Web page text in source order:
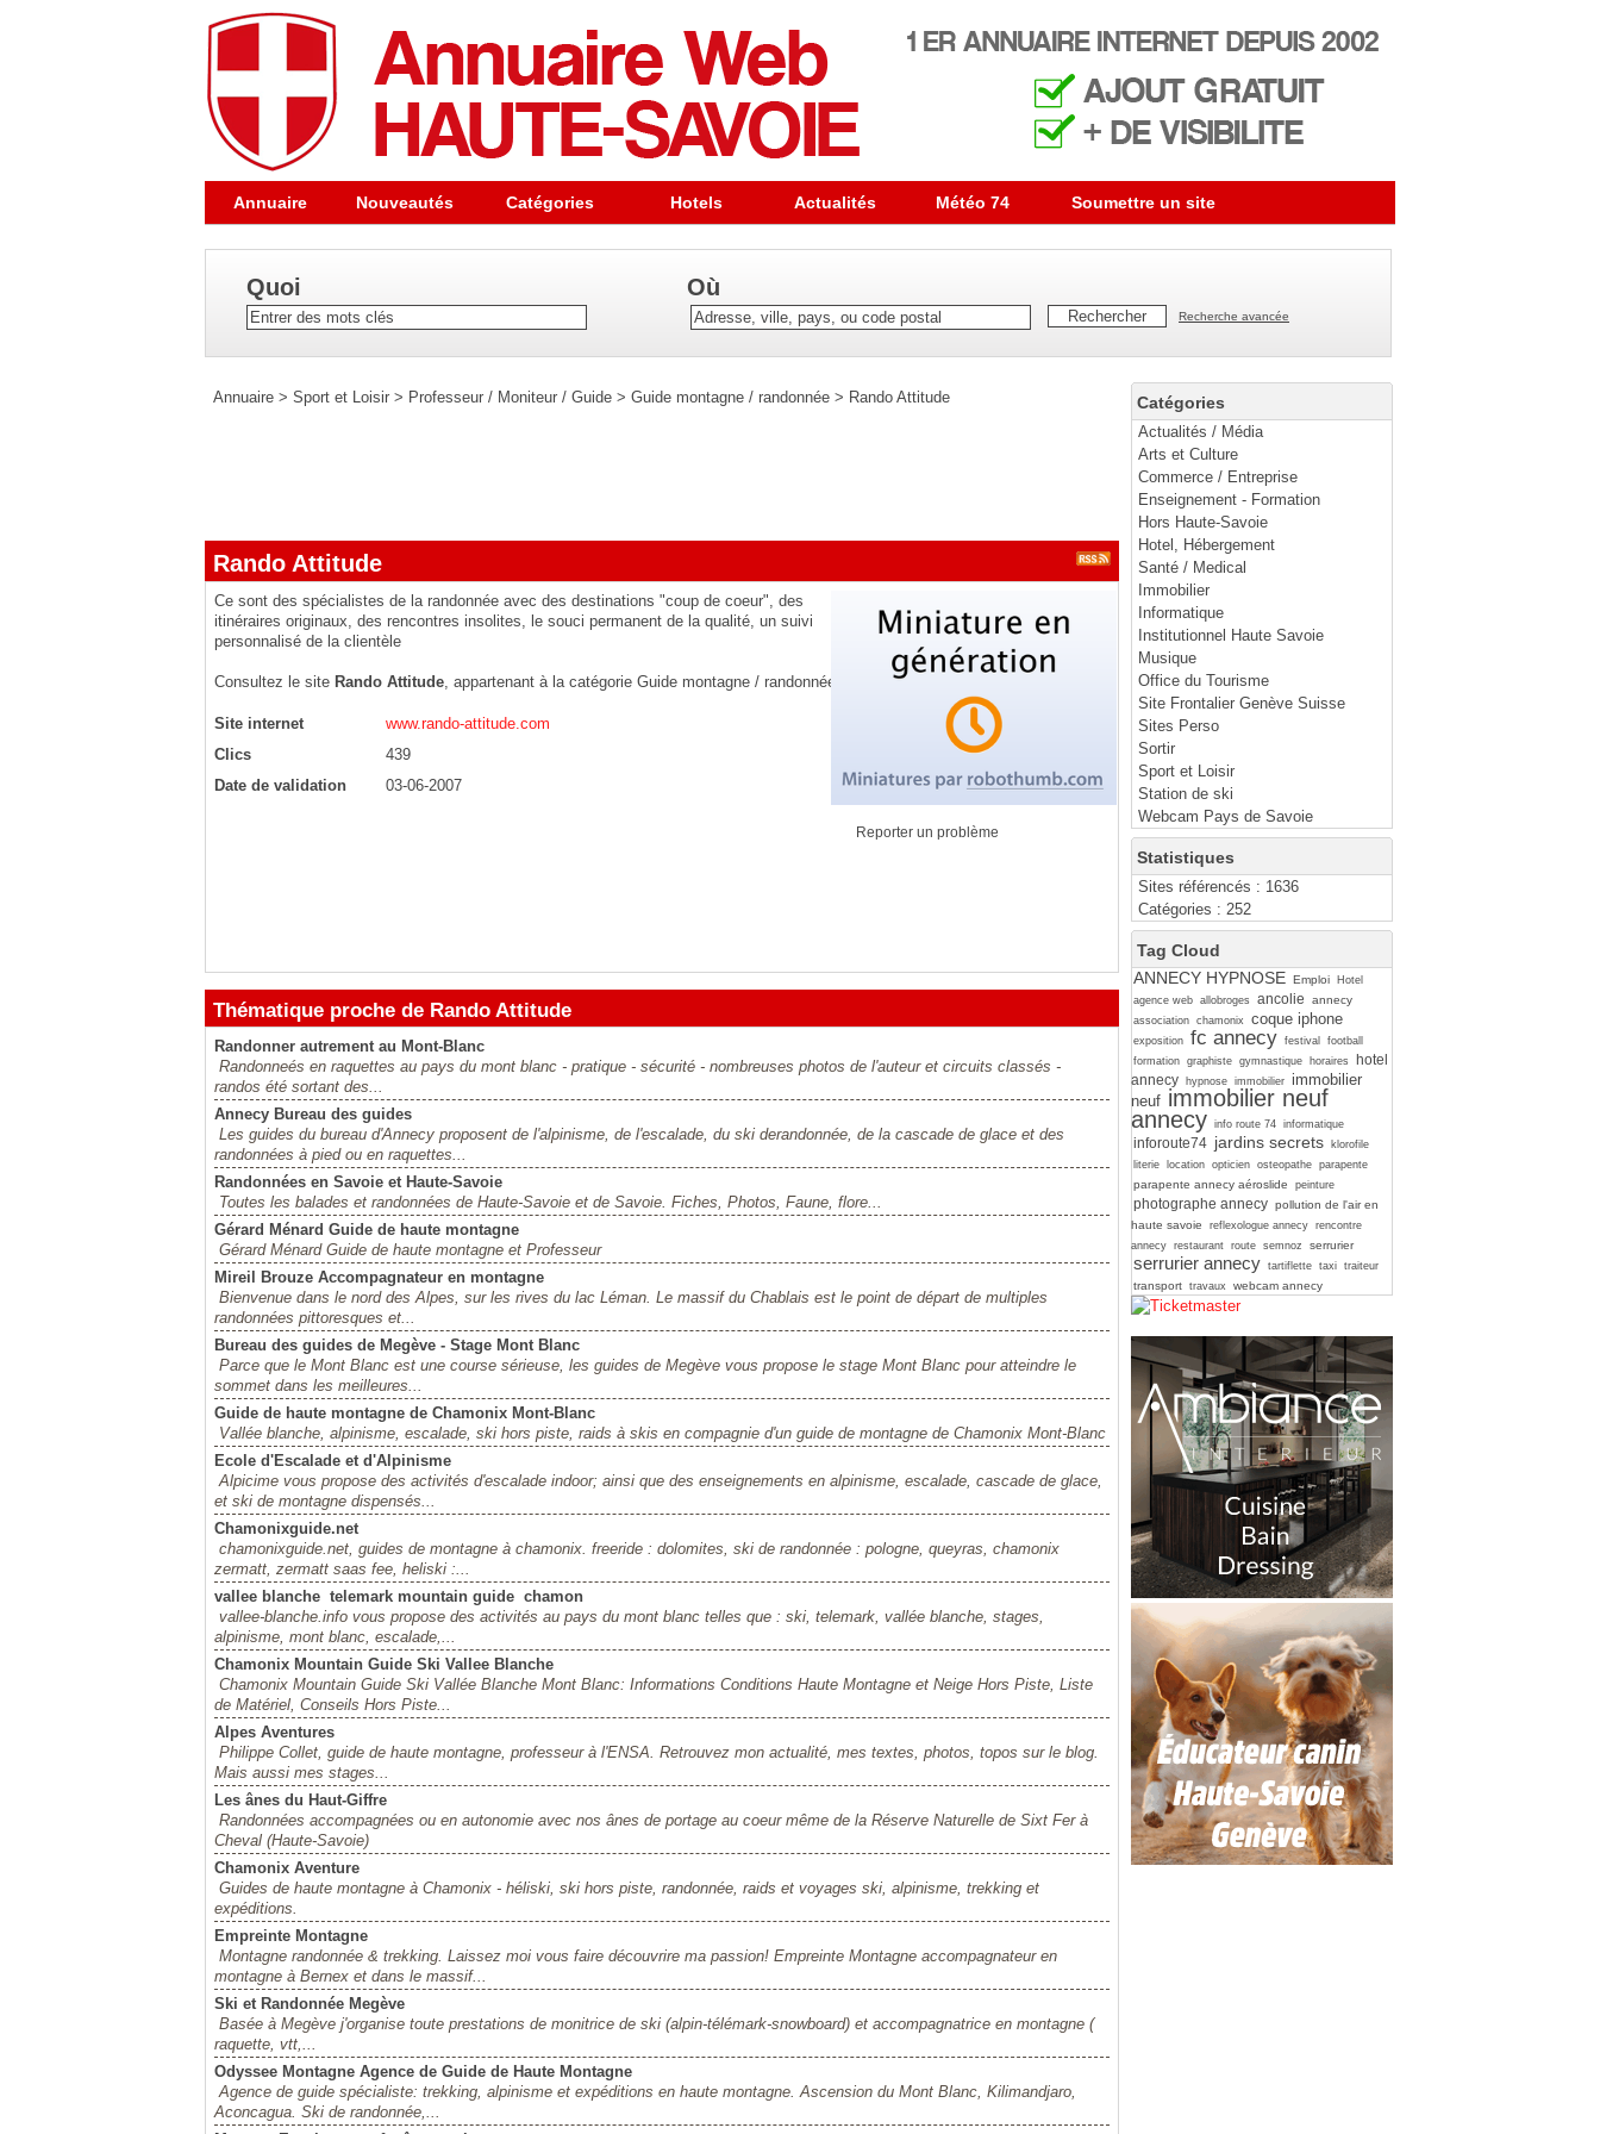
Annuaire Nouveautés Catégories Hotels Actualités Météo 74 Soumettre un site
Quoi Où
Recherche avancée
Catégories
Actualités / Média
Arts et Culture
Commerce / Entreprise
Enseignement - Formation
Hors Haute-Savoie
Hotel, Hébergement
Santé / Medical
Immobilier
Informatique
Institutionnel Haute Savoie
Musique
Office du Tourisme
Site Frontalier Genève Suisse
Sites Perso
Sortir
Sport et Loisir
Station de ski
Webcam Pays de Savoie
Statistiques
Sites référencés : 1636
Catégories : 252
Tag Cloud
ANNECY HYPNOSE Emploi
Hotel
agence web allobroges ancolie annecy
association chamonix coque iphone
exposition fc annecy festival
football
formation graphiste gymnastique horaires
hotel
annecy
hypnose immobilier immobilier
neuf immobilier neuf
annecy info route 74 informatique
inforoute74 jardins secrets
klorofile
literie
location opticien osteopathe parapente
parapente annecy aéroslide peinture
photographe annecy pollution de l'air en
haute savoie
reflexologue annecy rencontre
annecy restaurant route semnoz serrurier
serrurier annecy tartiflette taxi traiteur
transport travaux webcam annecy
Annuaire > Sport et Loisir > Professeur / Moniteur / Guide > Guide montagne / randonnée > Rando Attitude
Rando Attitude
Ce sont des spécialistes de la randonnée avec des destinations "coup de coeur", des
itinéraires originaux, des rencontres insolites, le souci permanent de la qualité, un suivi
personnalisé de la clientèle
Consultez le site Rando Attitude, appartenant à la catégorie Guide montagne / randonnée
Site internet
www.rando-attitude.com
Clics
439
Date de validation
03-06-2007
Reporter un problème
Thématique proche de Rando Attitude
Randonner autrement au Mont-Blanc
Randonneés en raquettes au pays du mont blanc - pratique - sécurité - nombreuses photos de l'auteur et circuits classés -
randos été sortant des...
Annecy Bureau des guides
Les guides du bureau d'Annecy proposent de l'alpinisme, de l'escalade, du ski derandonnée, de la cascade de glace et des
randonnées à pied ou en raquettes...
Randonnées en Savoie et Haute-Savoie
Toutes les balades et randonnées de Haute-Savoie et de Savoie. Fiches, Photos, Faune, flore...
Gérard Ménard Guide de haute montagne
Gérard Ménard Guide de haute montagne et Professeur
Mireil Brouze Accompagnateur en montagne
Bienvenue dans le nord des Alpes, sur les rives du lac Léman. Le massif du Chablais est le point de départ de multiples
randonnées pittoresques et...
Bureau des guides de Megève - Stage Mont Blanc
Parce que le Mont Blanc est une course sérieuse, les guides de Megève vous propose le stage Mont Blanc pour atteindre le
sommet dans les meilleures...
Guide de haute montagne de Chamonix Mont-Blanc
Vallée blanche, alpinisme, escalade, ski hors piste, raids à skis en compagnie d'un guide de montagne de Chamonix Mont-Blanc
Ecole d'Escalade et d'Alpinisme
Alpicime vous propose des activités d'escalade indoor; ainsi que des enseignements en alpinisme, escalade, cascade de glace,
et ski de montagne dispensés...
Chamonixguide.net
chamonixguide.net, guides de montagne à chamonix. freeride : dolomites, ski de randonnée : pologne, queyras, chamonix
zermatt, zermatt saas fee, heliski :...
vallee blanche  telemark mountain guide  chamon
vallee-blanche.info vous propose des activités au pays du mont blanc telles que : ski, telemark, vallée blanche, stages,
alpinisme, mont blanc, escalade,...
Chamonix Mountain Guide Ski Vallee Blanche
Chamonix Mountain Guide Ski Vallée Blanche Mont Blanc: Informations Conditions Haute Montagne et Neige Hors Piste, Liste
de Matériel, Conseils Hors Piste...
Alpes Aventures
Philippe Collet, guide de haute montagne, professeur à l'ENSA. Retrouvez mon actualité, mes textes, photos, topos sur le blog.
Mais aussi mes stages...
Les ânes du Haut-Giffre
Randonnées accompagnées ou en autonomie avec nos ânes de portage au coeur même de la Réserve Naturelle de Sixt Fer à
Cheval (Haute-Savoie)
Chamonix Aventure
Guides de haute montagne à Chamonix - héliski, ski hors piste, randonnée, raids et voyages ski, alpinisme, trekking et
expéditions.
Empreinte Montagne
Montagne randonnée & trekking. Laissez moi vous faire découvrire ma passion! Empreinte Montagne accompagnateur en
montagne à Bernex et dans le massif...
Ski et Randonnée Megève
Basée à Megève j'organise toute prestations de monitrice de ski (alpin-télémark-snowboard) et accompagnatrice en montagne (
raquette, vtt,...
Odyssee Montagne Agence de Guide de Haute Montagne
Agence de guide spécialiste: trekking, alpinisme et expéditions en haute montagne. Ascension du Mont Blanc, Kilimandjaro,
Aconcagua. Ski de randonnée,...